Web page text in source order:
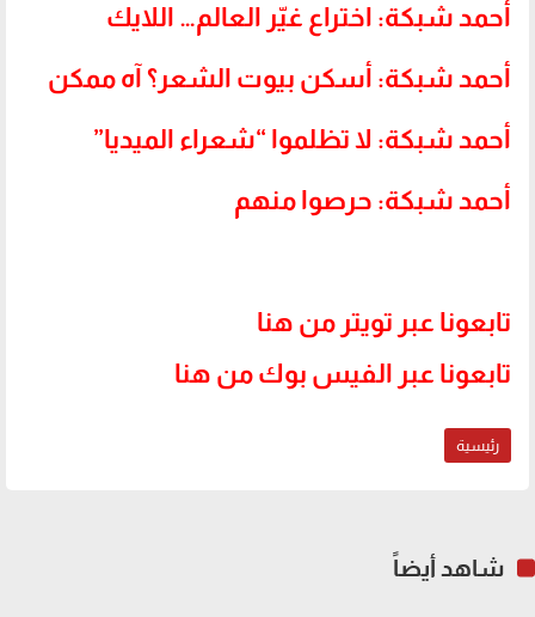
أحمد شبكة: اختراع غيّر العالم… اللايك
أحمد شبكة: أسكن بيوت الشعر؟ آه ممكن
أحمد شبكة: لا تظلموا “شعراء الميديا”
أحمد شبكة: حرصوا منهم
تابعونا عبر تويتر من هنا
تابعونا عبر الفيس بوك من هنا
رئيسية
شاهد أيضاً